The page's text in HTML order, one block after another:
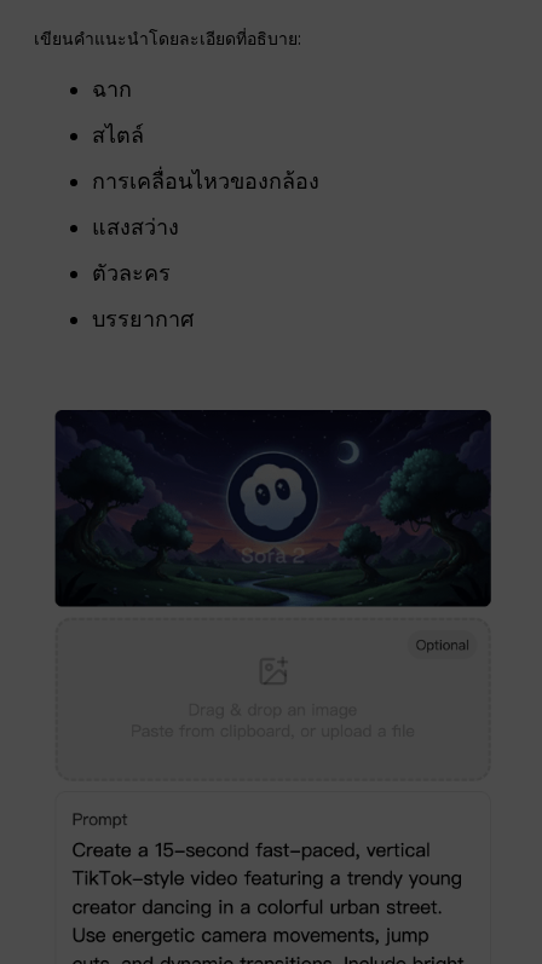
เขียนคำแนะนำโดยละเอียดที่อธิบาย:
ฉาก
สไตล์
การเคลื่อนไหวของกล้อง
แสงสว่าง
ตัวละคร
บรรยากาศ